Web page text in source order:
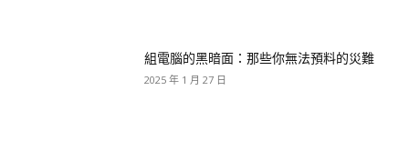
組電腦的黑暗面：那些你無法預料的災難
2025 年 1 月 27 日